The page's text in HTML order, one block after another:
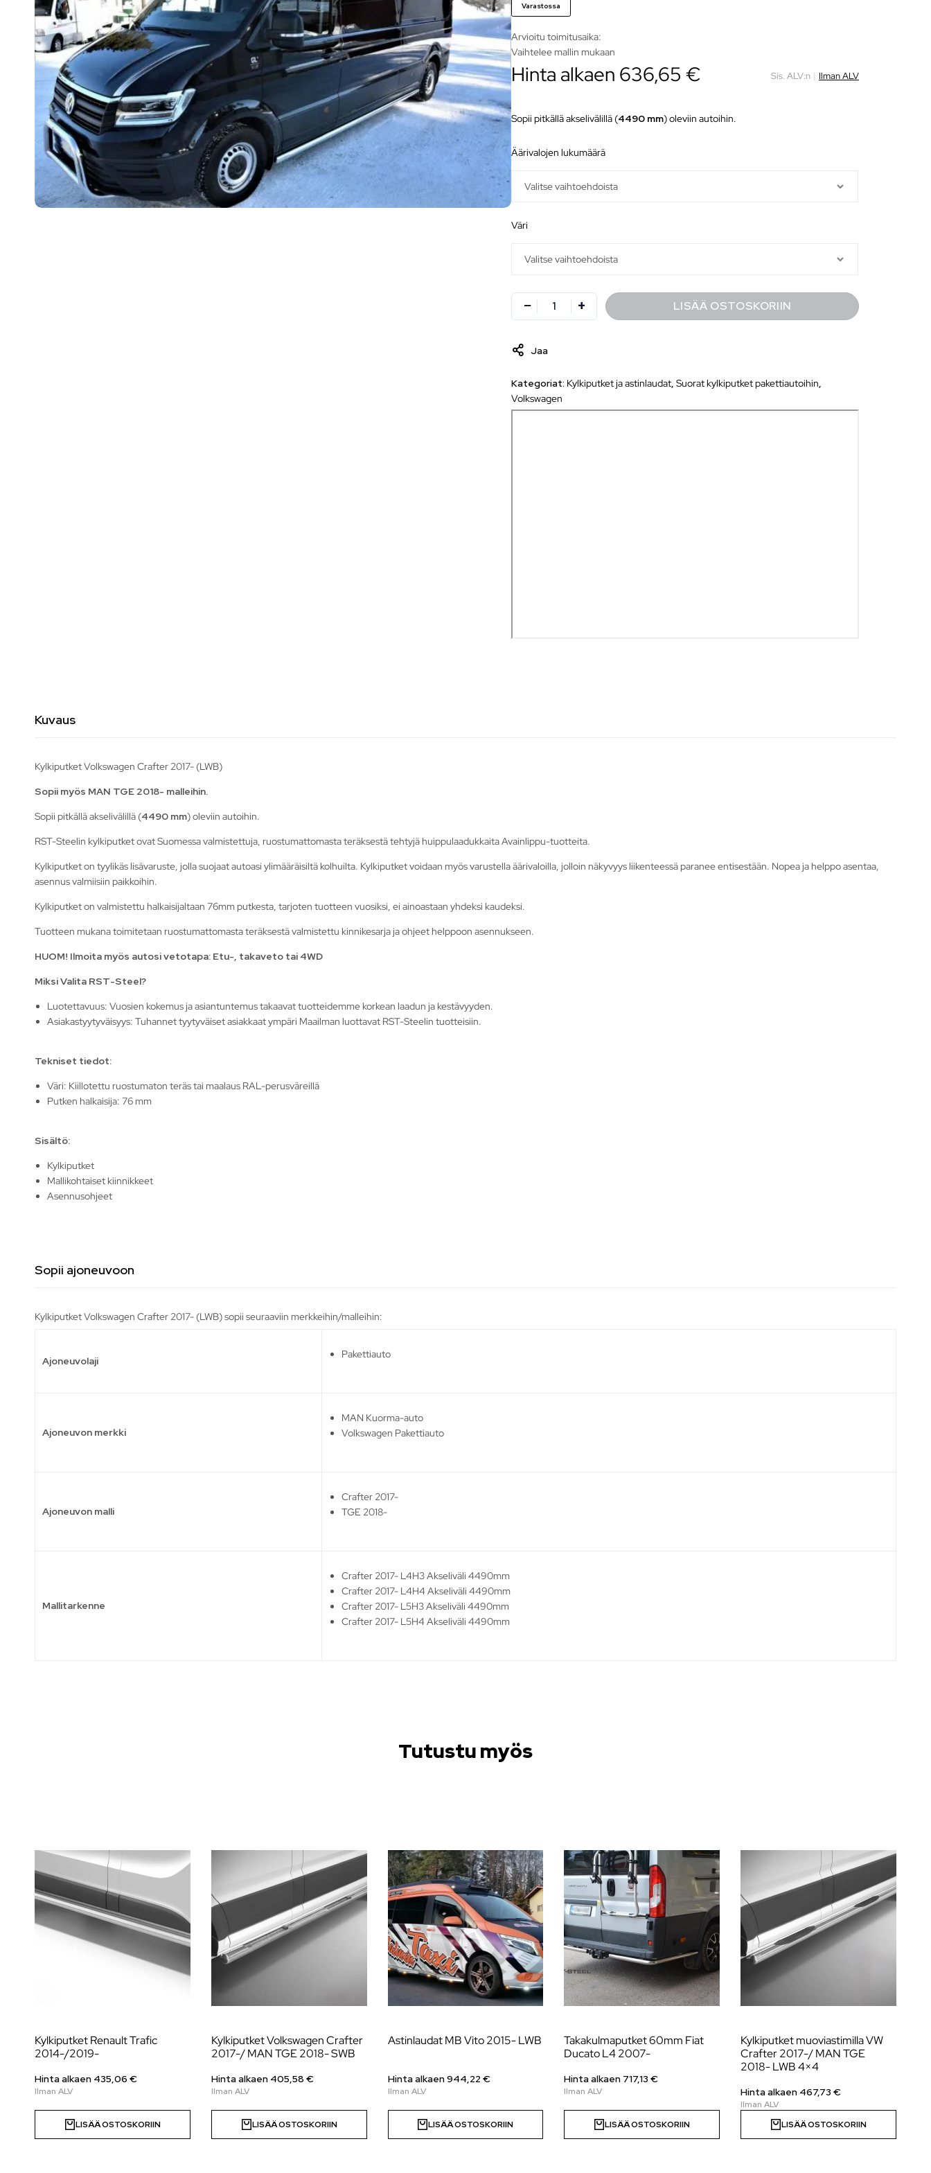
Varastossa
Arvioitu toimitusaika:
Vaihtelee mallin mukaan
Hinta alkaen 636,65 € Sis. ALV:n | Ilman ALV
Sopii pitkällä akselivälillä (4490 mm) oleviin autoihin.
äärivalojen lukumäärä
väri
LISÄÄ OSTOSKORIIN
Jaa
Kategoriat: Kylkiputket ja astinlaudat ,Suorat kylkiputket pakettiautoihin
Volkswagen
Kuvaus
Kylkiputket Volkswagen Crafter 2017- (LWB)
Sopii myös MAN TGE 2018- malleihin.
Sopii pitkällä akselivälillä (4490 mm) oleviin autoihin.
RST-Steelin kylkiputket ovat Suomessa valmistettuja, ruostumattomasta teräksestä tehtyjä huippulaadukkaita Avainlippu-tuotteita.
Kylkiputket on tyylikäs lisävaruste, jolla suojaat autoasi ylimääräisiltä kolhuilta. Kylkiputket voidaan myös varustella äärivaloilla, jolloin näkyvyys liikenteessä paranee entisestään. Nopea ja helppo asentaa,
asennus valmiisiin paikkoihin.
Kylkiputket on valmistettu halkaisijaltaan 76mm putkesta, tarjoten tuotteen vuosiksi, ei ainoastaan yhdeksi kaudeksi.
Tuotteen mukana toimitetaan ruostumattomasta teräksestä valmistettu kinnikesarja ja ohjeet helppoon asennukseen.
HUOM! Ilmoita myös autosi vetotapa: Etu-, takaveto tai 4WD
Miksi Valita RST-Steel?
Luotettavuus: Vuosien kokemus ja asiantuntemus takaavat tuotteidemme korkean laadun ja kestävyyden.
Asiakastyytyväisyys: Tuhannet tyytyväiset asiakkaat ympäri Maailman luottavat RST-Steelin tuotteisiin.
Tekniset tiedot:
Väri: Kiillotettu ruostumaton teräs tai maalaus RAL-perusväreillä
Putken halkaisija: 76 mm
Sisältö:
Kylkiputket
Mallikohtaiset kiinnikkeet
Asennusohjeet
Sopii ajoneuvoon
Kylkiputket Volkswagen Crafter 2017- (LWB) sopii seuraaviin merkkeihin/malleihin:
Ajoneuvolaji
Pakettiauto
Ajoneuvon merkki
MAN Kuorma-auto
Volkswagen Pakettiauto
Ajoneuvon malli
Crafter 2017-
TGE 2018-
Mallitarkenne
Crafter 2017- L4H3 Akseliväli 4490mm
Crafter 2017- L4H4 Akseliväli 4490mm
Crafter 2017- L5H3 Akseliväli 4490mm
Crafter 2017- L5H4 Akseliväli 4490mm
Tutustu myös
Kylkiputket Renault Trafic
2014-/2019-
Hinta alkaen 435,06 €
LISÄÄ OSTOSKORIIN
Kylkiputket Volkswagen Crafter
2017-/ MAN TGE 2018- SWB
Hinta alkaen 405,58 €
LISÄÄ OSTOSKORIIN
Astinlaudat MB Vito 2015- LWB
Hinta alkaen944,22€
LISÄÄ OSTOSKORIIN
Takakulmaputket 60mm Fiat
Ducato L4 2007-
Hinta alkaen 717,13€
LISÄÄ OSTOSKORIIN
Kylkiputket muoviastimilla VW
Crafter 2017-/ MAN TGE
2018- LWB 4×4
Hinta alkaen 467,73€
LISÄÄ OSTOSKORIIN